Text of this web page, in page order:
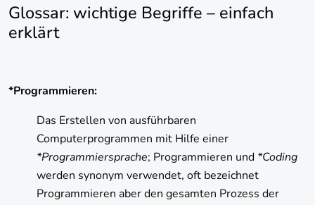
Glossar: wichtige Begriffe – einfach
erklärt
*Programmieren:
Das Erstellen von ausführbaren
Computerprogrammen mit Hilfe einer
*Programmiersprache; Programmieren und *Coding
werden synonym verwendet, oft bezeichnet
Programmieren aber den gesamten Prozess der